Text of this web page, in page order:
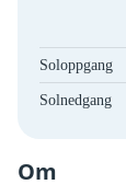
Soloppgang
Solnedgang
Om